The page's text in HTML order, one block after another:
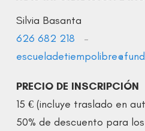
Silvia Basanta
626 682 218
–
PRECIO DE INSCRIPCIÓN
15 € (incluye traslado en
50% de descuento para